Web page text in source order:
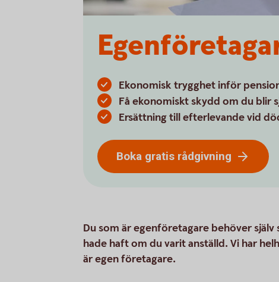
Ekonomisk trygghet inför
Få ekonomiskt skydd om du blir
Ersättning till efterlevande vid
Boka gratis rådgivning
Du som är egenföretagare behöver
hade haft om du varit anställd. Vi har
är egen företagare.